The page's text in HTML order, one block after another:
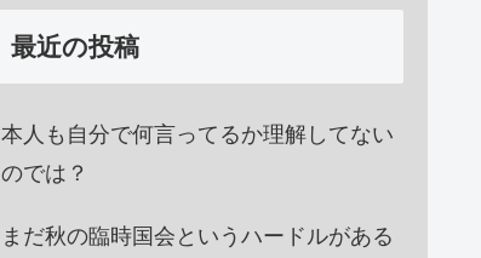
最近の投稿
本人も自分で何言ってるか理解してない
のでは？
まだ秋の臨時国会というハードルがある